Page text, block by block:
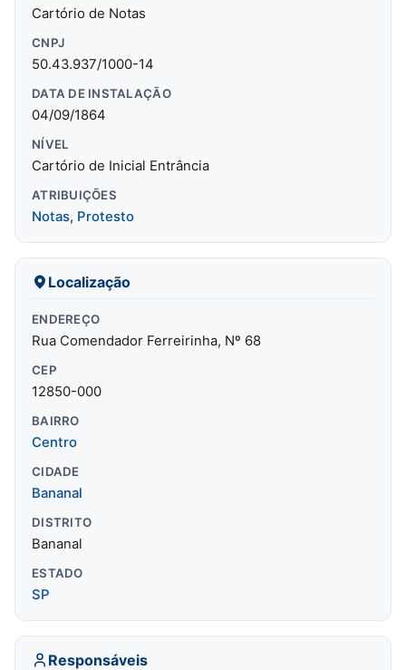
Cartório de Notas
CNPJ
50.43.937/1000-14
DATA DE INSTALAÇÃO
04/09/1864
NÍVEL
Cartório de Inicial Entrância
ATRIBUIÇÕES
Notas, Protesto
Localização
ENDEREÇO
Rua Comendador Ferreirinha, Nº 68
CEP
12850-000
BAIRRO
Centro
CIDADE
Bananal
DISTRITO
Bananal
ESTADO
SP
Responsáveis